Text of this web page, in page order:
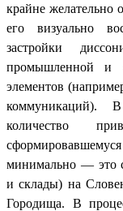
крайне желательно
его визуально
застройки
промышленной и
элементов
коммуникаций).
количество
минимально — это
и склады) на
Городища. В